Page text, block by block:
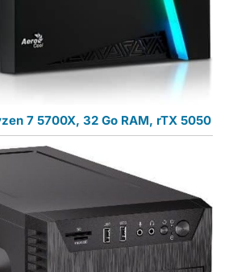
7 5700X, 32 Go RAM, rTX 5050